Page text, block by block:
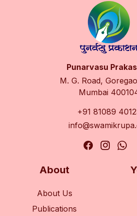
Punarvasu
M. G. Road,
Mumbai
+91 81089
About
About Us
Publications